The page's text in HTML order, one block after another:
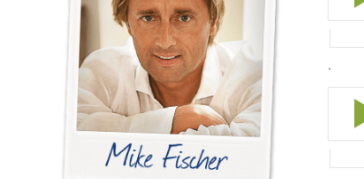
.